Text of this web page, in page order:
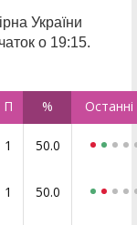
України
о 19:15.
П % Останні
1 50.0
1 50.0